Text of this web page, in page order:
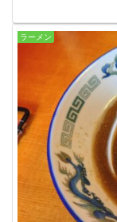
ラーメン